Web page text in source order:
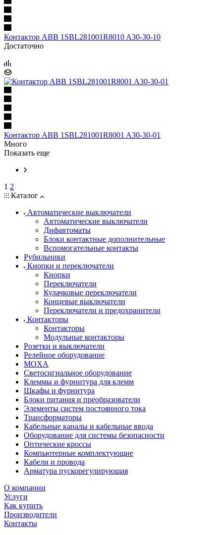
Контактор ABB 1SBL281001R8010 A30-30-10
Достаточно
Контактор ABB 1SBL281001R8001 A30-30-01
Много
Показать еще
1 2
Каталог
Автоматические выключатели
Автоматические выключатели
Дифавтоматы
Блоки контактные дополнительные
Вспомогательные контакты
Рубильники
Кнопки и переключатели
Кнопки
Переключатели
Кулачковые переключатели
Концевые выключатели
Переключатели и предохранители
Контакторы
Контакторы
Модульные контакторы
Розетки и выключатели
Релейное оборудование
MOXA
Светосигнальное оборудование
Клеммы и фурнитура для клемм
Шкафы и фурнитура
Блоки питания и преобразователи
Элементы систем постоянного тока
Трансформаторы
Кабельные каналы и кабельные ввода
Оборудование для системы безопасности
Оптические кроссы
Компьютерные комплектующие
Кабели и провода
Арматура пускорегулирующая
О компании
Услуги
Как купить
Производители
Контакты